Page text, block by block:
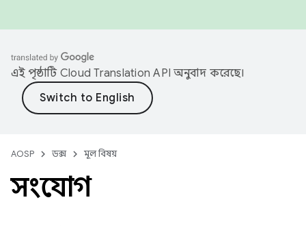
এই পৃষ্ঠাটি Cloud Translation API অনুবাদ করেছে।
AOSP ডক্স মূল বিষয়
সংযোগ